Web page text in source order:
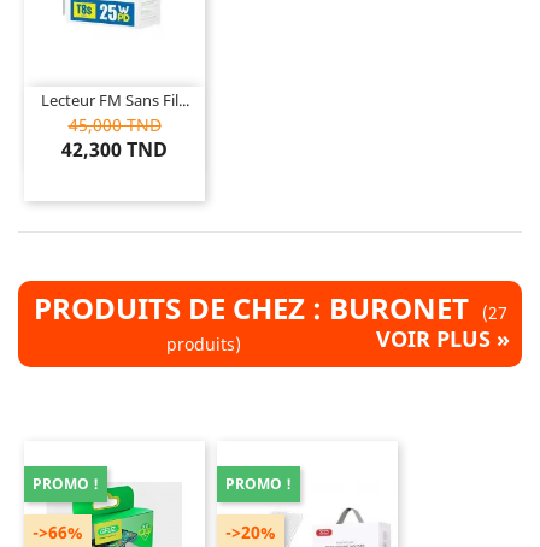
Lecteur FM Sans Fil...
45,000 TND
42,300 TND
PRODUITS DE CHEZ : BURONET
(27
produits)
VOIR PLUS »
->66%
PROMO ! PROMO !
->20%